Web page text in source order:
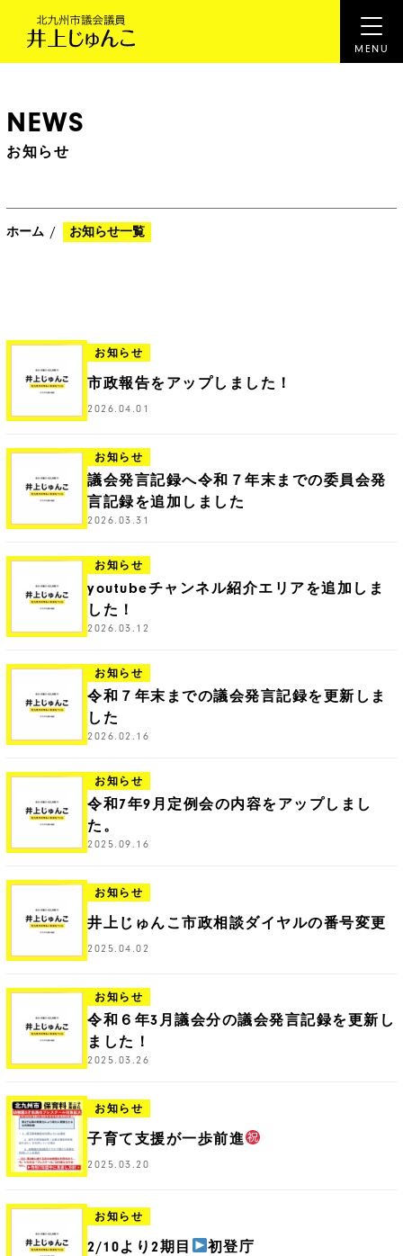
NEWS
お知らせ
ホーム / お知らせ一覧
お知らせ
市政報告をアップしました！
2026.04.01
お知らせ
議会発言記録へ令和７年末までの委員会発
言記録を追加しました
2026.03.31
お知らせ
youtubeチャンネル紹介エリアを追加しま
した！
2026.03.12
お知らせ
令和７年末までの議会発言記録を更新しま
した
2026.02.16
お知らせ
令和7年9月定例会の内容をアップしまし
た。
2025.09.16
お知らせ
井上じゅんこ市政相談ダイヤルの番号変更
2025.04.02
お知らせ
令和６年3月議会分の議会発言記録を更新し
ました！
2025.03.26
お知らせ
子育て支援が一歩前進
2025.03.20
お知らせ
2/10より2期目 初登庁